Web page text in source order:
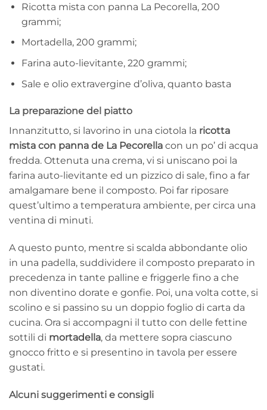
Ricotta mista con panna La Pecorella, 200
grammi;
Mortadella, 200 grammi;
Farina auto-lievitante, 220 grammi;
Sale e olio extravergine d’oliva, quanto basta
La preparazione del piatto
Innanzitutto, si lavorino in una ciotola la ricotta
mista con panna de La Pecorella con un po’ di acqua
fredda. Ottenuta una crema, vi si uniscano poi la
farina auto-lievitante ed un pizzico di sale, fino a far
amalgamare bene il composto. Poi far riposare
quest’ultimo a temperatura ambiente, per circa una
ventina di minuti.
A questo punto, mentre si scalda abbondante olio
in una padella, suddividere il composto preparato in
precedenza in tante palline e friggerle fino a che
non diventino dorate e gonfie. Poi, una volta cotte, si
scolino e si passino su un doppio foglio di carta da
cucina. Ora si accompagni il tutto con delle fettine
sottili di mortadella, da mettere sopra ciascuno
gnocco fritto e si presentino in tavola per essere
gustati.
Alcuni suggerimenti e consigli